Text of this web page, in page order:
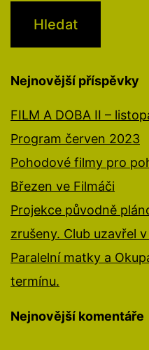
Nejnovější příspěvky
FILM A DOBA II –
Program červen 2023
Pohodové filmy pro
Březen ve Filmáči
Projekce původně
zrušeny. Club uzavřel
Paralelní matky a
termínu.
Nejnovější komentáře